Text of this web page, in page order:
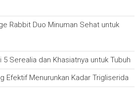
Rabbit Duo Minuman Sehat untuk
5 Serealia dan Khasiatnya untuk Tubuh
Efektif Menurunkan Kadar Trigliserida